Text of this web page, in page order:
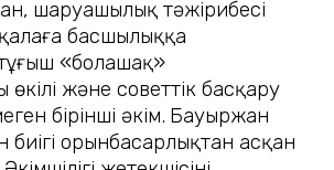
шаруа­шылық тәжірибесі
басшылыққа
«болашақ»
өкілі және советтік басқару
бірінші әкім. Бауыржан
биігі орынбасарлықтан асқан